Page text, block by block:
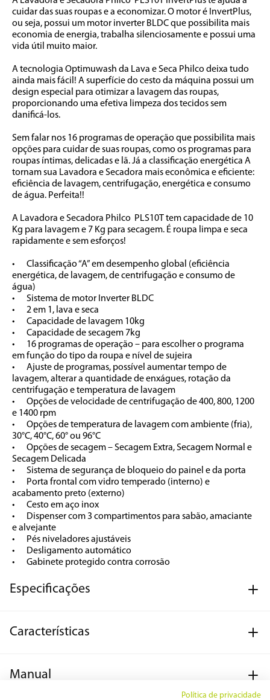
cuidar das suas roupas e a economizar. O motor é InvertPlus,
ou seja, possui um motor inverter BLDC que possibilita mais
economia de energia, trabalha silenciosamente e possui uma
vida útil muito maior.
A tecnologia Optimuwash da Lava e Seca Philco deixa tudo
ainda mais fácil! A superfície do cesto da máquina possui um
design especial para otimizar a lavagem das roupas,
proporcionando uma efetiva limpeza dos tecidos sem
danificá-los.
Sem falar nos 16 programas de operação que possibilita mais
opções para cuidar de suas roupas, como os programas para
roupas íntimas, delicadas e lã. Já a classificação energética A
tornam sua Lavadora e Secadora mais econômica e eficiente:
eficiência de lavagem, centrifugação, energética e consumo
de água. Perfeita!!
A Lavadora e Secadora Philco  PLS10T tem capacidade de 10
Kg para lavagem e 7 Kg para secagem. É roupa limpa e seca
rapidamente e sem esforços!
•	Classificação “A” em desempenho global (eficiência
energética, de lavagem, de centrifugação e consumo de
água)
•	Sistema de motor Inverter BLDC
•	2 em 1, lava e seca
•	Capacidade de lavagem 10kg
•	Capacidade de secagem 7kg
•	16 programas de operação – para escolher o programa
em função do tipo da roupa e nível de sujeira
•	Ajuste de programas, possível aumentar tempo de
lavagem, alterar a quantidade de enxágues, rotação da
centrifugação e temperatura de lavagem
•	Opções de velocidade de centrifugação de 400, 800, 1200
e 1400 rpm
•	Opções de temperatura de lavagem com ambiente (fria),
30°C, 40°C, 60° ou 96°C
•	Opções de secagem – Secagem Extra, Secagem Normal e
Secagem Delicada
•	Sistema de segurança de bloqueio do painel e da porta
•	Porta frontal com vidro temperado (interno) e
acabamento preto (externo)
•	Cesto em aço inox
•	Dispenser com 3 compartimentos para sabão, amaciante
e alvejante
•	Pés niveladores ajustáveis
•	Desligamento automático
•	Gabinete protegido contra corrosão
Especificações
Características
Manual
Política de privacidade